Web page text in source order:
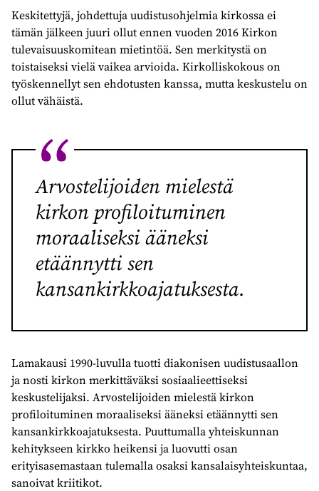
Keskitettyjä, johdettuja uudistusohjelmia kirkossa ei
tämän jälkeen juuri ollut ennen vuoden 2016 Kirkon
tulevaisuuskomitean mietintöä. Sen merkitystä on
toistaiseksi vielä vaikea arvioida. Kirkolliskokous on
työskennellyt sen ehdotusten kanssa, mutta keskustelu on
ollut vähäistä.
Arvostelijoiden mielestä
kirkon profiloituminen
moraaliseksi ääneksi
etäännytti sen
kansankirkkoajatuksesta.
Lamakausi 1990-luvulla tuotti diakonisen uudistusaallon
ja nosti kirkon merkittäväksi sosiaalieettiseksi
keskustelijaksi. Arvostelijoiden mielestä kirkon
profiloituminen moraaliseksi ääneksi etäännytti sen
kansankirkkoajatuksesta. Puuttumalla yhteiskunnan
kehitykseen kirkko heikensi ja luovutti osan
erityisasemastaan tulemalla osaksi kansalaisyhteiskuntaa,
sanoivat kriitikot.